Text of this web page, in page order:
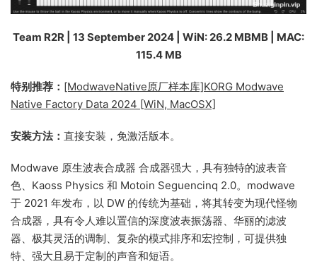
Team R2R | 13 September 2024 | WiN: 26.2 MBMB | MAC:
115.4 MB
特别推荐： [ModwaveNative原厂样本库]KORG Modwave
Native Factory Data 2024 [WiN, MacOSX]
安装方法： 直接安装，免激活版本。
Modwave 原生波表合成器 合成器强大，具有独特的波表音
色、Kaoss Physics 和 Motoin Seguencinq 2.0。modwave
于 2021 年发布，以 DW 的传统为基础，将其转变为现代怪物
合成器，具有令人难以置信的深度波表振荡器、华丽的滤波
器、极其灵活的调制、复杂的模式排序和宏控制，可提供独
特、强大且易于定制的声音和短语。